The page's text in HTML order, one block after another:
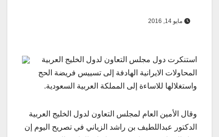
مايو 14, 2016
استنكرت دول مجلس التعاون لدول الخليج العربية
المحاولات الايرانية الهادفة إلى تسييس فريضة الحج
واستغلالها للاساءة إلى المملكة العربية السعودية.
وقال الأمين العام لمجلس التعاون لدول الخليج العربية
الدكتور عبداللطيف بن راشد الزياني في تصريح اليوم إن